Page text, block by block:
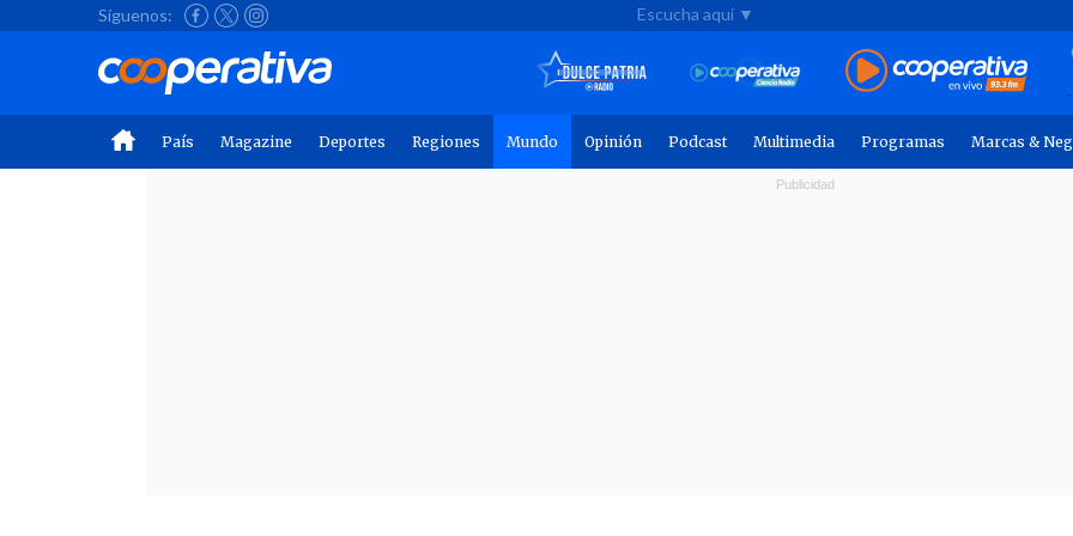
Síguenos: Escucha aquí ▼
País Magazine Deportes Regiones Mundo Opinión Podcast Multimedia Programas Marcas &